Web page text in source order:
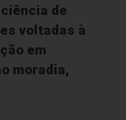
de
voltadas à
em
moradia,